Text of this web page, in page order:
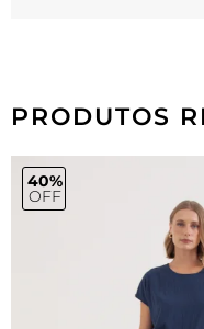
PRODUTOS
40%
OFF